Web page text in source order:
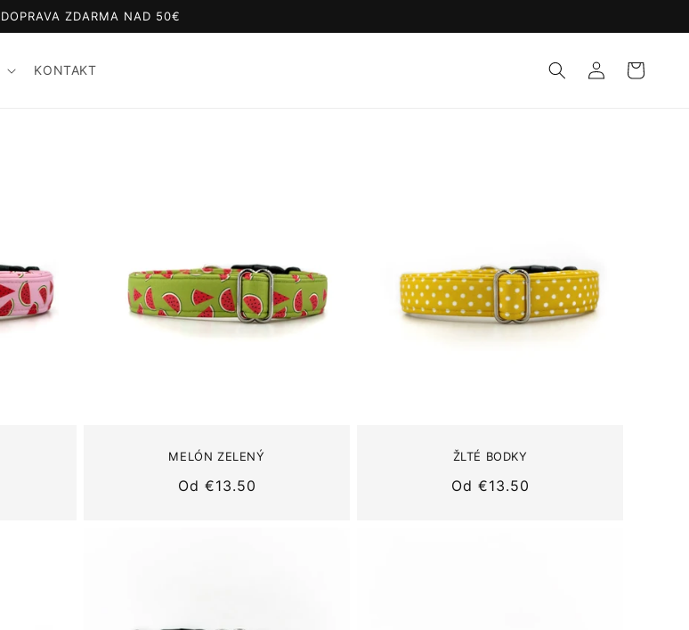
DOPRAVA ZDARMA NAD 50€
KONTAKT
Prihlásiť
Košík
MELÓN ZELENÝ
Normálna
Od €13.50
ŽLTÉ BODKY
Normálna
Od €13.50